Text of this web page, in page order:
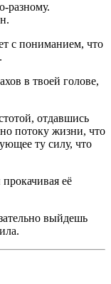
разному.
с пониманием, что
в твоей голове,
отдавшись
потоку жизни, что
ту силу, что
её
выйдешь